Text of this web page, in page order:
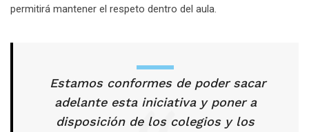
permitirá mantener el respeto dentro del aula.
Estamos conformes de poder sacar
adelante esta iniciativa y poner a
disposición de los colegios y los